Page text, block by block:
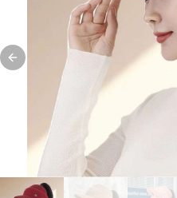
Previous slide